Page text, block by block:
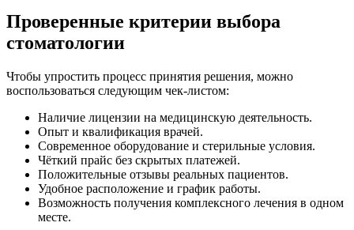
Проверенные критерии выбора
стоматологии
Чтобы упростить процесс принятия решения, можно
воспользоваться следующим чек-листом:
Наличие лицензии на медицинскую деятельность.
Опыт и квалификация врачей.
Современное оборудование и стерильные условия.
Чёткий прайс без скрытых платежей.
Положительные отзывы реальных пациентов.
Удобное расположение и график работы.
Возможность получения комплексного лечения в одном
месте.